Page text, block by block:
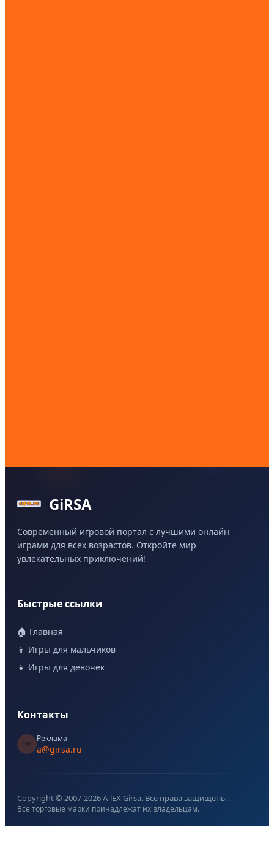
GiRSA
Современный игровой портал с лучшими онлайн
играми для всех возрастов. Откройте мир
увлекательных приключений!
Быстрые ссылки
🏠 Главная
👦 Игры для мальчиков
👧 Игры для девочек
Контакты
📧
Реклама
a@girsa.ru
Copyright © 2007-2026A-lEX Girsa. Все права защищены.
Все торговые марки принадлежат их владельцам.